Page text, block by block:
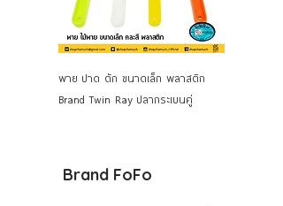
พาย ปาด ตัก ขนาดเล็ก พลาสติก
Brand Twin Ray ปลากระเบนคู่
Brand FoFo